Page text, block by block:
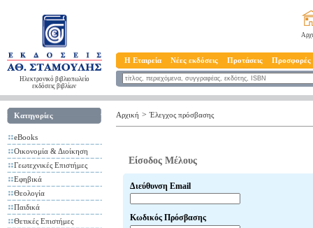
Ηλεκτρονικό βιβλιοπωλείο
εκδόσεις βιβλίων
Η Εταιρεία Νέες εκδόσεις Προτάσεις Προσφορές
Κατηγορίες
eBooks
Οικονομία & Διοίκηση
Γεωτεχνικές Επιστήμες
Εφηβικά
Θεολογία
Παιδικά
Θετικές Επιστήμες
Αρχική > Έλεγχος πρόσβασης
Είσοδος Μέλους
Διεύθυνση Email
Κωδικός Πρόσβασης